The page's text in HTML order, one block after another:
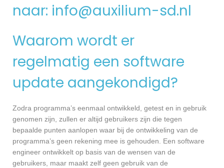
naar: info@auxilium-sd.nl
Waarom wordt er
regelmatig een software
update aangekondigd?
Zodra programma’s eenmaal ontwikkeld, getest en in gebruik
genomen zijn, zullen er altijd gebruikers zijn die tegen
bepaalde punten aanlopen waar bij de ontwikkeling van de
programma’s geen rekening mee is gehouden. Een software
engineer ontwikkelt op basis van de wensen van de
gebruikers, maar maakt zelf geen gebruik van de